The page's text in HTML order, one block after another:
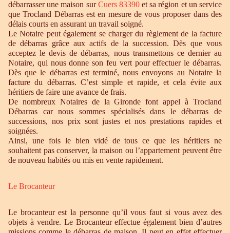
débarrasser une maison surCuers 83390et sa région et un service
que Trocland Débarras est en mesure de vous proposer dans des
délais courts en assurant un travail soigné.
Le Notaire peut également se charger du règlement de la facture
de débarras grâce aux actifs de la succession. Dès que vous
acceptez le devis de débarras, nous transmettons ce dernier au
Notaire, qui nous donne son feu vert pour effectuer le débarras.
Dès que le débarras est terminé, nous envoyons au Notaire la
facture du débarras. C’est simple et rapide, et cela évite aux
héritiers de faire une avance de frais.
De nombreux Notaires de la Gironde font appel à Trocland
Débarras car nous sommes spécialisés dans le débarras de
successions, nos prix sont justes et nos prestations rapides et
soignées.
Ainsi, une fois le bien vidé de tous ce que les héritiers ne
souhaitent pas conserver, la maison ou l’appartement peuvent être
de nouveau habités ou mis en vente rapidement.
Le Brocanteur
Le brocanteur est la personne qu’il vous faut si vous avez des
objets à vendre. Le Brocanteur effectue également bien d’autres